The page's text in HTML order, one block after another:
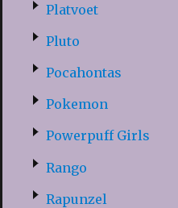
Platvoet
Pluto
Pocahontas
Pokemon
Powerpuff Girls
Rango
Rapunzel